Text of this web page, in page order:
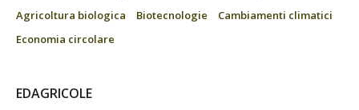
Agricoltura biologica
Biotecnologie
Cambiamenti climatici
Economia circolare
EDAGRICOLE